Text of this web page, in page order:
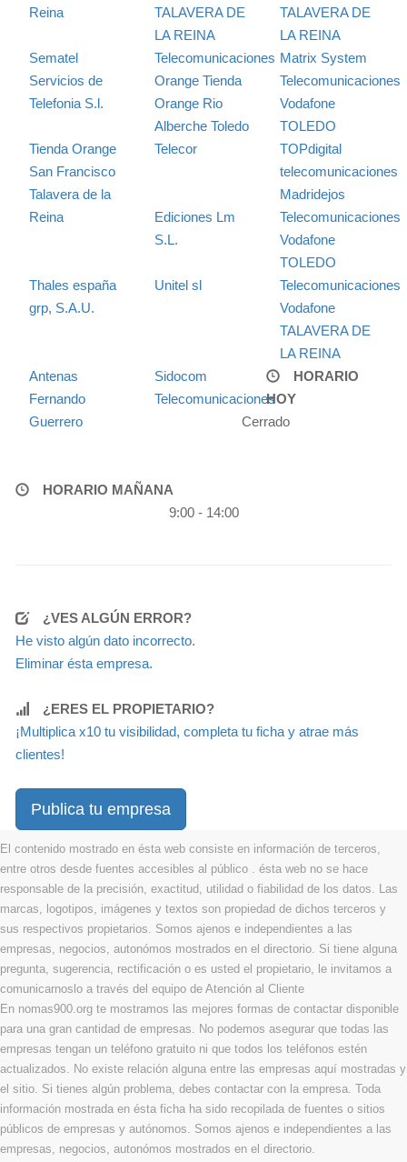
Reina
TALAVERA DE
LA REINA
TALAVERA DE
LA REINA
Sematel
Servicios de
Telefonia S.l.
Telecomunicaciones
Orange Tienda
Orange Rio
Alberche Toledo
Matrix System
Telecomunicaciones
Vodafone
TOLEDO
Tienda Orange
San Francisco
Talavera de la
Reina
Telecor
TOPdigital
telecomunicaciones
Madridejos
Ediciones Lm
S.L.
Telecomunicaciones
Vodafone
TOLEDO
Thales españa
grp, S.A.U.
Unitel sl
Telecomunicaciones
Vodafone
TALAVERA DE
LA REINA
Antenas
Fernando
Guerrero
Sidocom
Telecomunicaciones
HORARIO
HOY
Cerrado
HORARIO MAÑANA
9:00 - 14:00
¿VES ALGÚN ERROR?
He visto algún dato incorrecto.
Eliminar ésta empresa.
¿ERES EL PROPIETARIO?
¡Multiplica x10 tu visibilidad, completa tu ficha y atrae más
clientes!
Publica tu empresa
El contenido mostrado en ésta web consiste en información de terceros,
entre otros desde fuentes accesibles al público . ésta web no se hace
responsable de la precisión, exactitud, utilidad o fiabilidad de los datos. Las
marcas, logotipos, imágenes y textos son propiedad de dichos terceros y
sus respectivos propietarios. Somos ajenos e independientes a las
empresas, negocios, autonómos mostrados en el directorio. Si tiene alguna
pregunta, sugerencia, rectificación o es usted el propietario, le invitamos a
comunicarnoslo a través del equipo de Atención al Cliente
En nomas900.org te mostramos las mejores formas de contactar disponible
para una gran cantidad de empresas. No podemos asegurar que todas las
empresas tengan un teléfono gratuito ni que todos los teléfonos estén
actualizados. No existe relación alguna entre las empresas aquí mostradas y
el sitio. Si tienes algún problema, debes contactar con la empresa. Toda
información mostrada en ésta ficha ha sido recopilada de fuentes o sitios
públicos de empresas y autónomos. Somos ajenos e independientes a las
empresas, negocios, autonómos mostrados en el directorio.